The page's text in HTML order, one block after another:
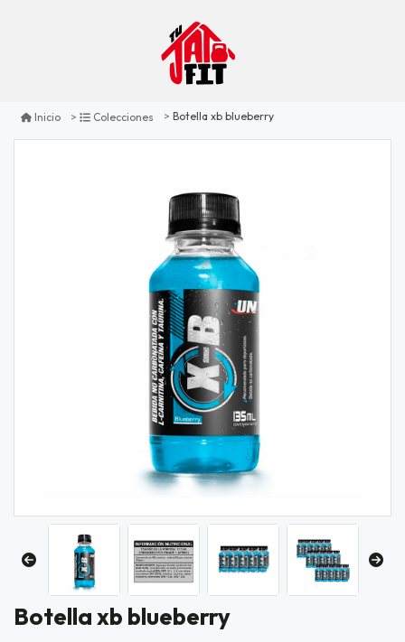
Inicio Colecciones Botella xb blueberry
Botella xb blueberry